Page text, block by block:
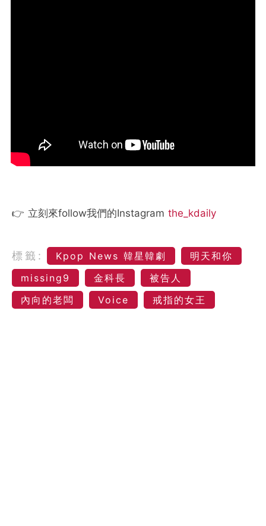
👉 立刻來follow我們的Instagram the_kdaily
標籤: Kpop News 韓星韓劇
明天和你
missing9
金科長
被告人
內向的老闆
Voice 戒指的女王